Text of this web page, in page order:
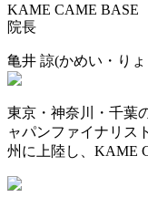
KAME CAME BASE
院長
亀井 諒(かめい・り
東京・神奈川・千葉
ャパンファイナリス
州に上陸し、KAME